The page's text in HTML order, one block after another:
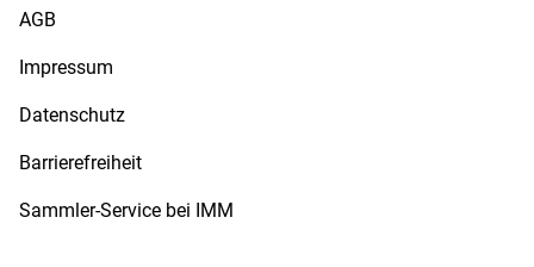
AGB
Impressum
Datenschutz
Barrierefreiheit
Sammler-Service bei IMM